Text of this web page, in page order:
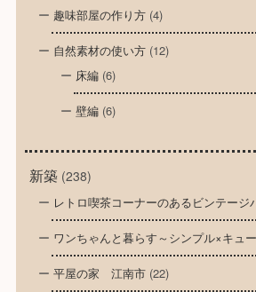
趣味部屋の作り方(4)
自然素材の使い方(12)
床編(6)
壁編(6)
新築(238)
レトロ喫茶コーナーのあるビンテージ
ワンちゃんと暮らす～シンプル×キュ
平屋の家 江南市(22)